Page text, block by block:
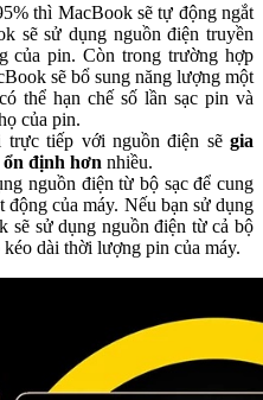
thì MacBook sẽ tự động ngắt
sẽ sử dụng nguồn điện truyền
của pin. Còn trong trường hợp
sẽ bổ sung năng lượng một
thể hạn chế số lần sạc pin và
của pin.
tiếp với nguồn điện sẽ gia
ổn định hơn nhiều.
nguồn điện từ bộ sạc để cung
động của máy. Nếu bạn sử dụng
sẽ sử dụng nguồn điện từ cả bộ
dài thời lượng pin của máy.